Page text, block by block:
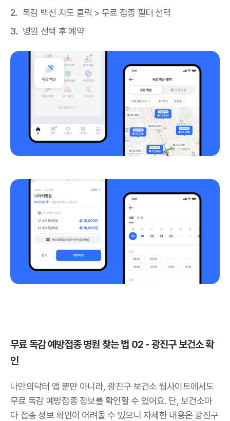
독감 백신 지도 클릭 > 무료 접종 필터 선택
병원 선택 후 예약
무료 독감 예방접종 병원 찾는 법 02 - 광진구 보건소 확
인
나만의닥터 앱 뿐만 아니라, 광진구 보건소 웹사이트에서도
무료 독감 예방접종 정보를 확인할 수 있어요. 단, 보건소마
다 접종 정보 확인이 어려울 수 있으니 자세한 내용은 광진구